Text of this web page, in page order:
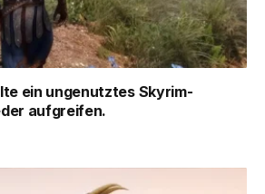
ein ungenutztes Skyrim-
aufgreifen.